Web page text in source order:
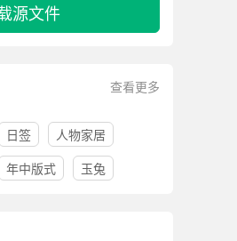
源文件
查看更多
日签
人物家居
年中版式 玉兔